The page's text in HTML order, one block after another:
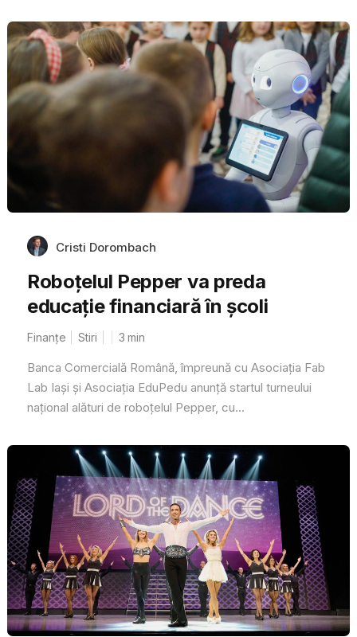
Cristi Dorombach
Roboțelul Pepper va preda
educație financiară în școli
Finanțe Stiri 3 min
Banca Comercială Română, împreună cu Asociația Fab
Lab Iași și Asociația EduPedu anunță startul turneului
național alături de roboțelul Pepper, cu...